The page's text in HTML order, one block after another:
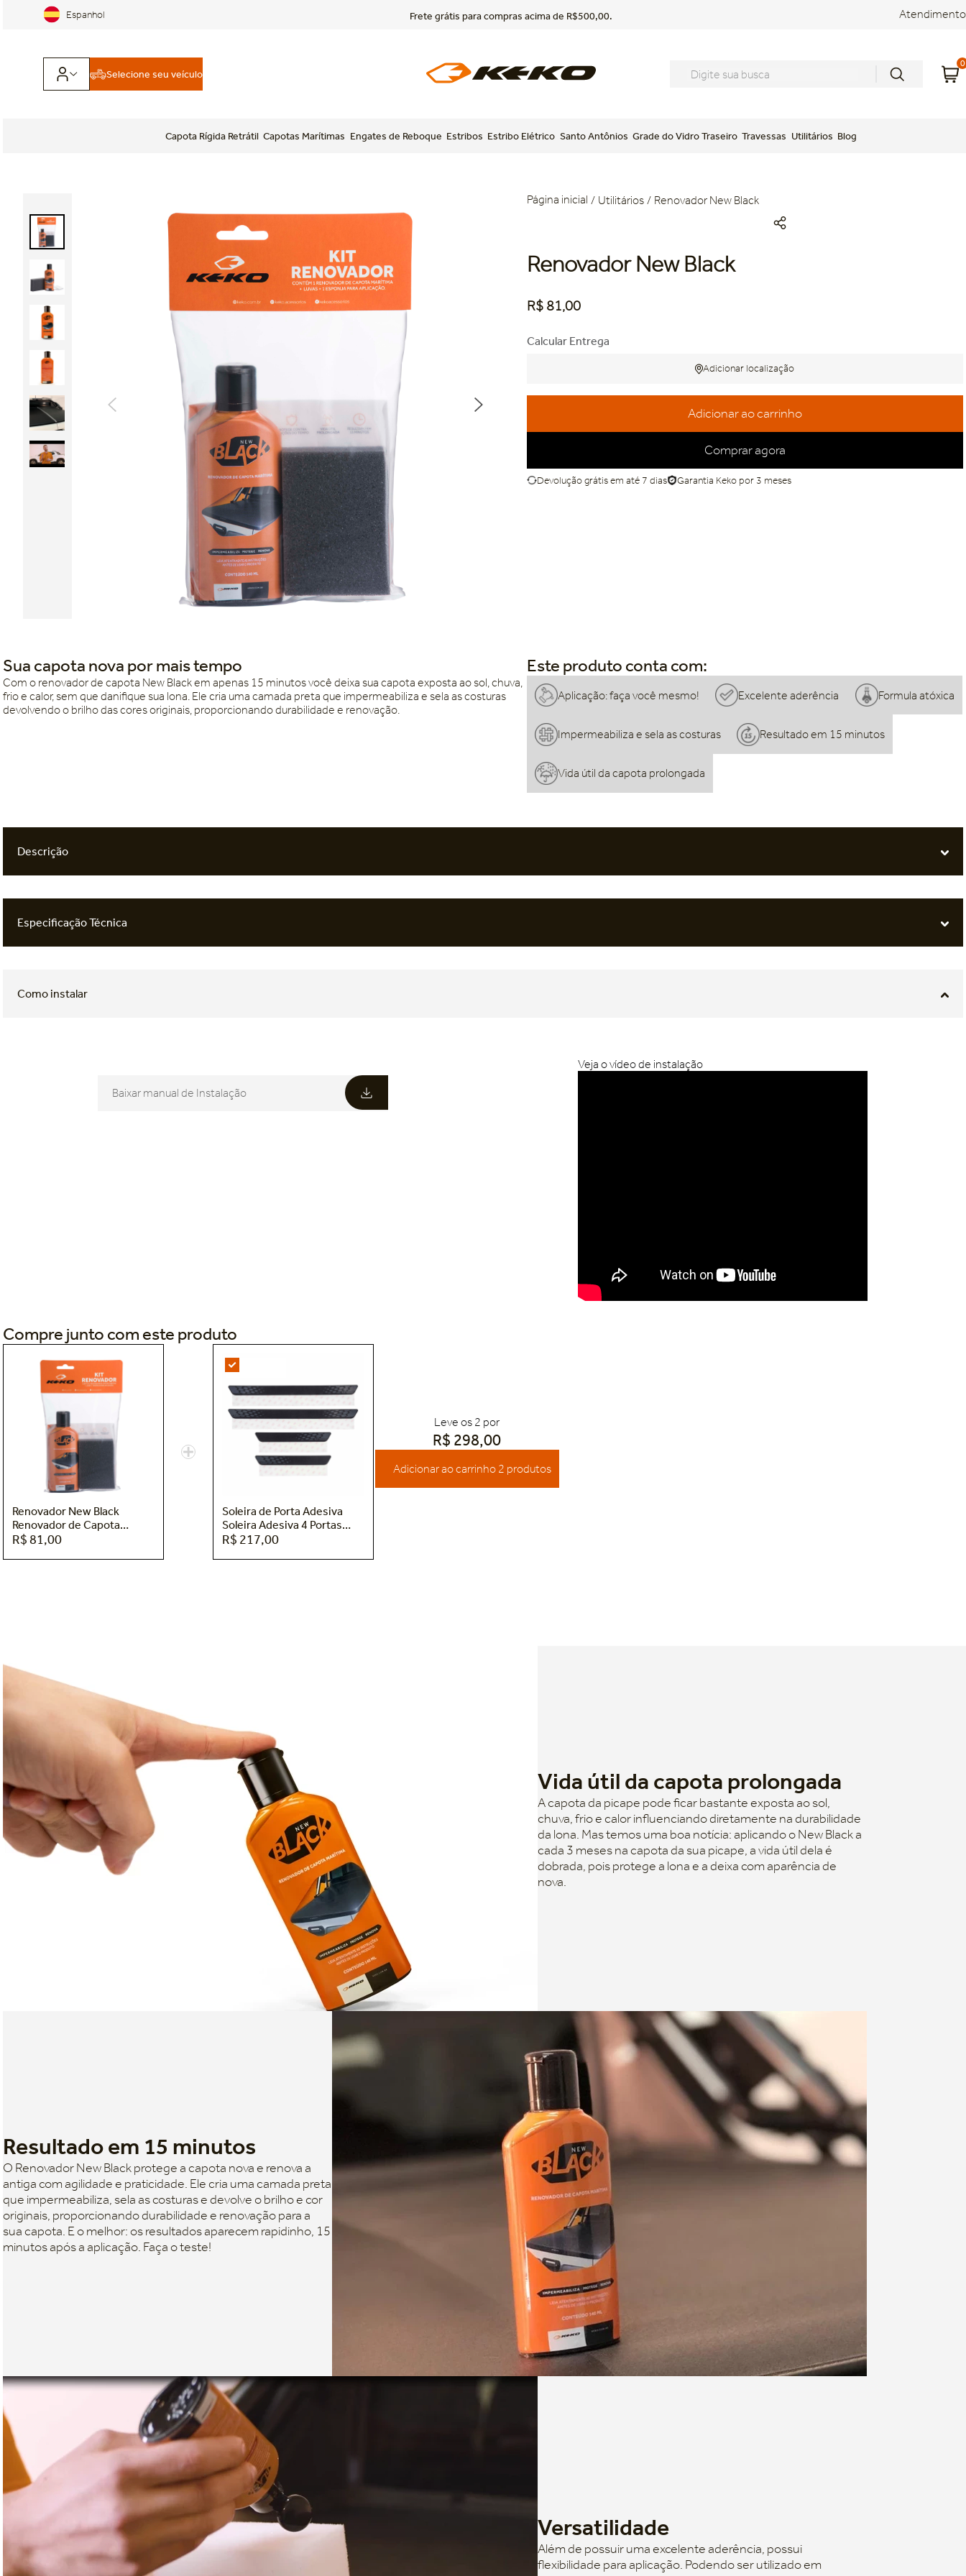
Entregamos para todo Brasil. Atendimento
Espanhol
Selecione seu veículo
0
Capota Rígida Retrátil Capotas Marítimas Engates de Reboque Estribos Estribo Elétrico Santo Antônios Grade do Vidro Traseiro Travessas Utilitários Blog
Utilitários Renovador New Black
Renovador New Black
R$ 81,00
Calcular Entrega
Adicionar localização
Adicionar ao carrinho
Comprar agora
Devolução grátis em até 7 dias Garantia Keko por 3 meses
Sua capota nova por mais tempo
Com o renovador de capota New Black em apenas 15 minutos você deixa sua capota exposta ao sol, chuva,
frio e calor, sem que danifique sua lona. Ele cria uma camada preta que impermeabiliza e sela as costuras
devolvendo o brilho das cores originais, proporcionando durabilidade e renovação.
Este produto conta com:
Aplicação: faça você mesmo! Excelente aderência Formula atóxica
Impermeabiliza e sela as costuras Resultado em 15 minutos
Vida útil da capota prolongada
Descrição
Especificação Técnica
Como instalar
Baixar manual de Instalação
Veja o vídeo de instalação
Compre junto com este produto
Renovador New Black
Renovador de Capota
Marítitma New Black
R$ 81,00
Soleira de Porta Adesiva
Soleira Adesiva 4 Portas
Universal Keko K868
R$ 217,00
Leveos 2 por
R$ 298,00
Adicionar ao carrinho 2 produtos
Vida útil da capota prolongada
A capota da picape pode ficar bastante exposta ao sol,
chuva, frio e calor influenciando diretamente na durabilidade
da lona. Mas temos uma boa notícia: aplicando o New Black a
cada 3 meses na capota da sua picape, a vida útil dela é
dobrada, pois protege a lona e a deixa com aparência de
nova.
Resultado em 15 minutos
O Renovador New Black protege a capota nova e renova a
antiga com agilidade e praticidade. Ele cria uma camada preta
que impermeabiliza, sela as costuras e devolve o brilho e cor
originais, proporcionando durabilidade e renovação para a
sua capota. E o melhor: os resultados aparecem rapidinho, 15
minutos após a aplicação. Faça o teste!
Versatilidade
Além de possuir uma excelente aderência, possui
flexibilidade para aplicação. Podendo ser utilizado em